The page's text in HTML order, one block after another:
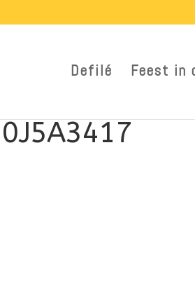
Defilé Feest in
0J5A3417